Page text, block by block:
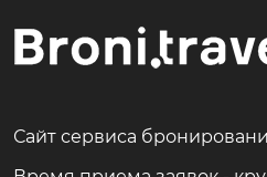
Сайт сервиса